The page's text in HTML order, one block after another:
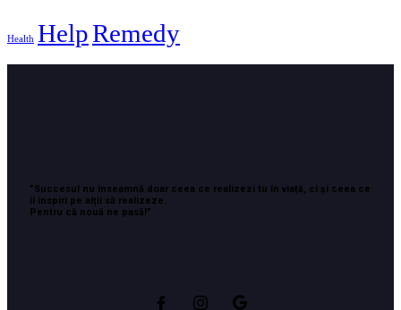
Health HelpRemedy
”Succesul nu înseamnă doar ceea ce realizezi tu în viață, ci și ceea ce
îi inspiri pe alții să realizeze.
Pentru că nouă ne pasă!”